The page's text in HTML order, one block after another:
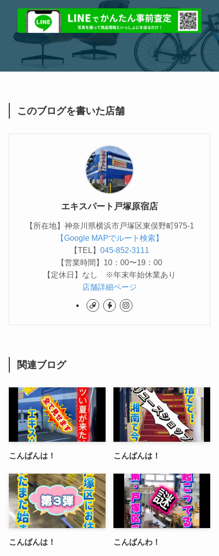
このブログを書いた店舗
エキスパート戸塚原宿店
【所在地】神奈川県横浜市戸塚区東俣野町975-1
【Google MAPでルート検索】
【TEL】 045-852-3111
【営業時間】10：00〜19：00
【定休日】なし ※年末年始休業あり
店舗詳細ページ
関連ブログ
こんばんは！ こんばんは！
こんばんは！ こんばんわ！